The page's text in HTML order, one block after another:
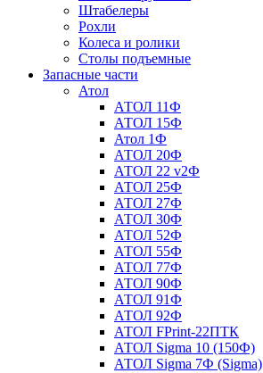
Штабелеры
Рохли
Колеса и ролики
Столы подъемные
Запасные части
Атол
АТОЛ 11Ф
АТОЛ 15Ф
Атол 1Ф
АТОЛ 20Ф
АТОЛ 22 v2Ф
АТОЛ 25Ф
АТОЛ 27Ф
АТОЛ 30Ф
АТОЛ 52Ф
АТОЛ 55Ф
АТОЛ 77Ф
АТОЛ 90Ф
АТОЛ 91Ф
АТОЛ 92Ф
АТОЛ FPrint-22ПТК
АТОЛ Sigma 10 (150Ф)
АТОЛ Sigma 7Ф (Sigma)